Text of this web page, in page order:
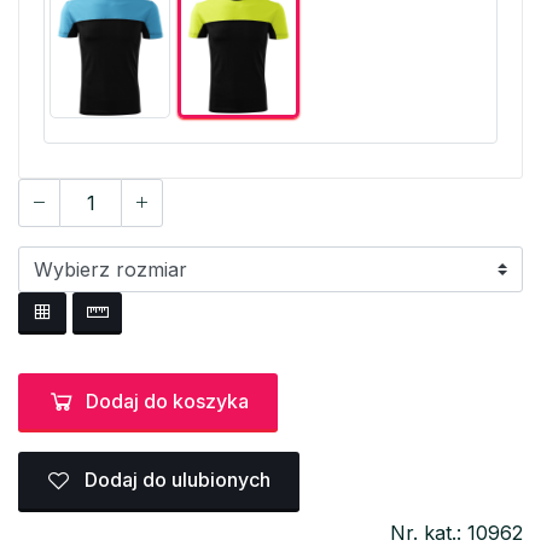
Dodaj do koszyka
Dodaj do ulubionych
Nr. kat.: 10962